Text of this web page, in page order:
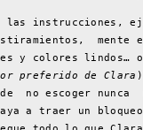
las instrucciones,
mente
y colores lindos…
preferido de Clara
no escoger nunca
a traer un bloqueo